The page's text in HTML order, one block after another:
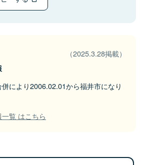
（2025.3.28掲載）
により2006.02.01から福井市になり
覧 はこちら